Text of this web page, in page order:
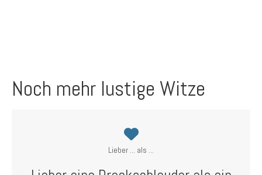
Noch mehr lustige Witze
Lieber ... als ...